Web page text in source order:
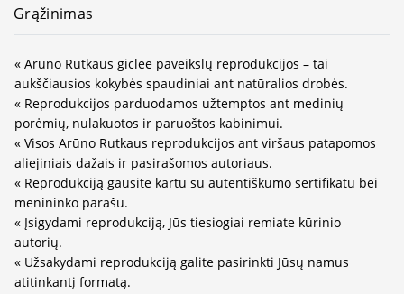
Grąžinimas
« Arūno Rutkaus giclee paveikslų reprodukcijos – tai
aukščiausios kokybės spaudiniai ant natūralios drobės.
« Reprodukcijos parduodamos užtemptos ant medinių
porėmių, nulakuotos ir paruoštos kabinimui.
« Visos Arūno Rutkaus reprodukcijos ant viršaus patapomos
aliejiniais dažais ir pasirašomos autoriaus.
« Reprodukciją gausite kartu su autentiškumo sertifikatu bei
menininko parašu.
« Įsigydami reprodukciją, Jūs tiesiogiai remiate kūrinio
autorių.
« Užsakydami reprodukciją galite pasirinkti Jūsų namus
atitinkantį formatą.